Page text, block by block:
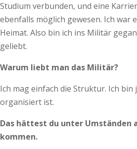
Studium verbunden, und eine
ebenfalls möglich gewesen. Ich war
Heimat. Also bin ich ins Militär
geliebt.
Warum liebt man das Militär?
Ich mag einfach die Struktur. Ich bin
organisiert ist.
Das hättest du unter Umständen
kommen.